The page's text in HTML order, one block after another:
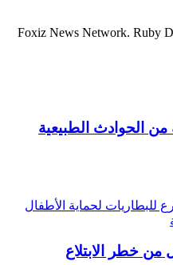
© 2022 Foxiz News Network.
من الحوادث الطبيعية
من خطر الابتلاع